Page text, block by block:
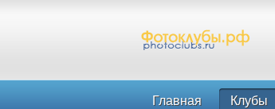
Главная Клубы